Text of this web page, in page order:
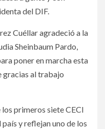
del DIF.
Cuéllar agradeció a la
Sheinbaum Pardo,
poner en marcha esta
gracias al trabajo
primeros siete CECI
y reflejan uno de los